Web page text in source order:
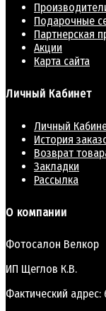
Подарочные
Партнерская
Акции
Карта сайта
Личный Кабинет
Личный
История
Возврат
Закладки
Рассылка
О компании
Фотосалон Велкор
ИП Щеглов К.В.
Фактический адрес: